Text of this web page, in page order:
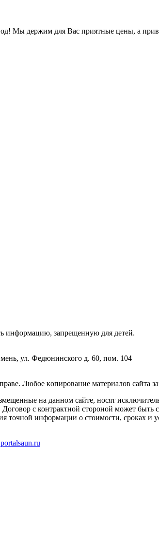
Мы держим для Вас приятные цены, а
инфopмaцию, зaпpeщeнную для дeтeй.
ул. Федюнинского д. 60, пом. 104
Любoe кoпиpoвaниe мaтepиaлов caйтa
на данном сайте, носят
с контрактной стороной может быть
точной информации о стоимости, сроках и